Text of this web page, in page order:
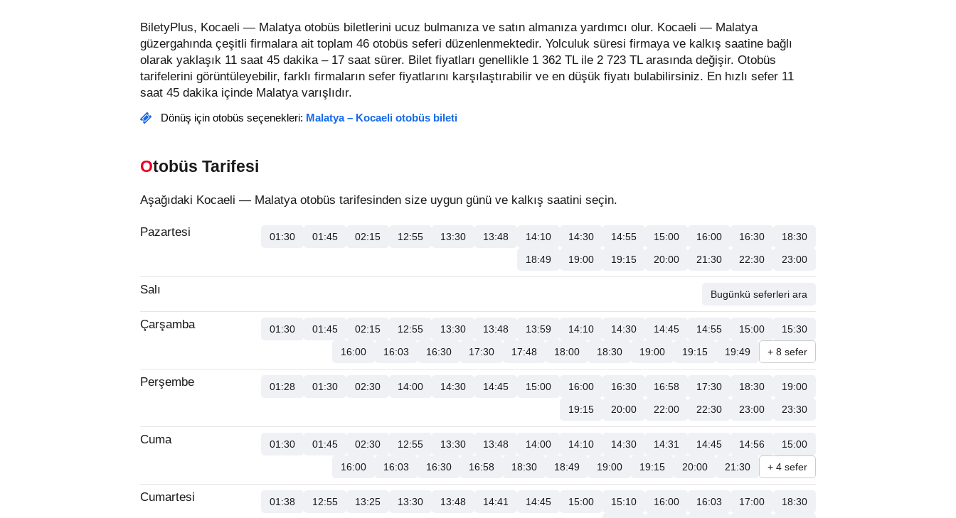
BiletyPlus, Kocaeli — Malatya otobüs biletlerini ucuz bulmanıza ve satın almanıza yardımcı olur. Kocaeli — Malatya
güzergahında çeşitli firmalara ait toplam 46 otobüs seferi düzenlenmektedir. Yolculuk süresi firmaya ve kalkış saatine bağlı
olarak yaklaşık 11 saat 45 dakika – 17 saat sürer. Bilet fiyatları genellikle 1 362 TL ile 2 723 TL arasında değişir. Otobüs
tarifelerini görüntüleyebilir, farklı firmaların sefer fiyatlarını karşılaştırabilir ve en düşük fiyatı bulabilirsiniz. En hızlı sefer 11
saat 45 dakika içinde Malatya varışlıdır.
Dönüş için otobüs seçenekleri: Malatya – Kocaeli otobüs bileti
Otobüs Tarifesi
Aşağıdaki Kocaeli — Malatya otobüs tarifesinden size uygun günü ve kalkış saatini seçin.
Pazartesi 01:30 01:45 02:15 12:55 13:30 13:48 14:10 14:30 14:55 15:00 16:00 16:30
18:30
18:49
19:00 19:15 20:00 21:30 22:30 23:00
Salı Bugünkü seferleri ara
Çarşamba 01:30 01:45 02:15 12:55 13:30 13:48 13:59 14:10 14:30 14:45 14:55 15:00
15:30
16:00
16:03 16:30 17:30 17:48 18:00 18:30 19:00 19:15 19:49 + 8 sefer
Perşembe 01:28 01:30 02:30 14:00 14:30 14:45 15:00 16:00 16:30 16:58 17:30 18:30
19:00
19:15
20:00 22:00 22:30 23:00 23:30
Cuma 01:30 01:45 02:30 12:55 13:30 13:48 14:00 14:10 14:30 14:31 14:45 14:56
15:00
16:00
16:03 16:30 16:58 18:30 18:49 19:00 19:15 20:00 21:30 + 4 sefer
Cumartesi 01:38 12:55 13:25 13:30 13:48 14:41 14:45 15:00 15:10 16:00 16:03 17:00
18:30